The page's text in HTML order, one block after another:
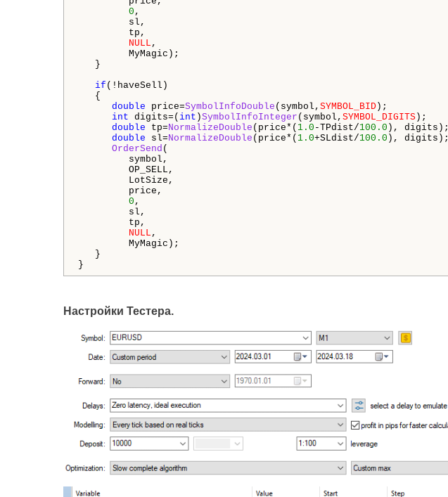
0 ,
sl,
tp,
NULL ,
MyMagic);
}
if (!haveSell)
{
double price=SymbolInfoDouble (symbol, SYMBOL_BID );
int digits=( int )SymbolInfoInteger (symbol, SYMBOL_DIGITS );
double tp= NormalizeDouble (price*( 1.0 -TPdist/100.0 ), digits);
double sl= NormalizeDouble (price*( 1.0+SLdist/100.0 ), digits);
OrderSend (
symbol,
OP_SELL,
LotSize,
price,
0 ,
sl,
tp,
NULL ,
MyMagic);
}
}
Настройки Тестера.